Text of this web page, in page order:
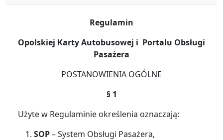
Regulamin
Opolskiej Karty Autobusowej i Portalu Obsługi
Pasażera
POSTANOWIENIA OGÓLNE
§ 1
Użyte w Regulaminie określenia oznaczają:
SOP– System Obsługi Pasażera,